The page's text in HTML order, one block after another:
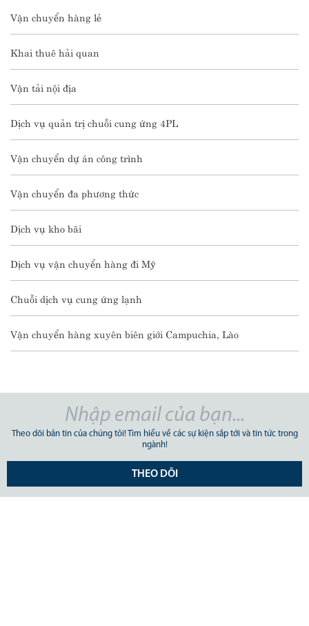
Vận chuyển hàng lẻ
Khai thuê hải quan
Vận tải nội địa
Dịch vụ quản trị chuỗi cung ứng 4PL
Vận chuyển dự án công trình
Vận chuyển đa phương thức
Dịch vụ kho bãi
Dịch vụ vận chuyển hàng đi Mỹ
Chuỗi dịch vụ cung ứng lạnh
Vận chuyển hàng xuyên biên giới Campuchia, Lào
Theo dõi bản tin của chúng tôi! Tìm hiểu về các sự kiện sắp tới và tin tức trong
ngành!
THEO DÕI